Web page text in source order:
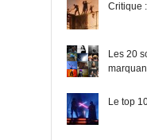
Critique
Les 20
Le top